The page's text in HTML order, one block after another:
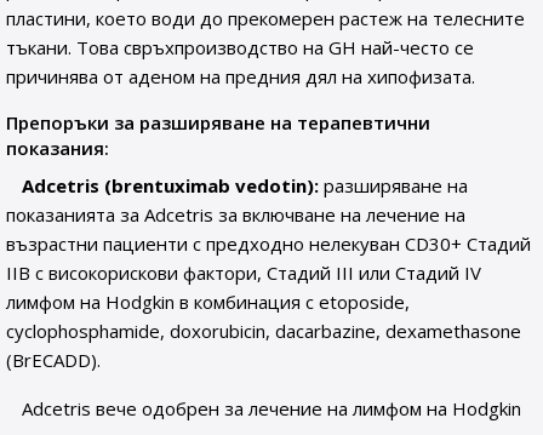
пластини, което води до прекомерен растеж на телесните
тъкани. Това свръхпроизводство на GH най-често се
причинява от аденом на предния дял на хипофизата.
Препоръки за разширяване на терапевтични
показания:
Adcetris (brentuximab vedotin): разширяване на
показанията за Adcetris за включване на лечение на
възрастни пациенти с предходно нелекуван CD30+ Стадий
IIB с високорискови фактори, Стадий III или Стадий IV
лимфом на Hodgkin в комбинация с etoposide,
cyclophosphamide, doxorubicin, dacarbazine, dexamethasone
(BrECADD).
Adcetris вече одобрен за лечение на лимфом на Hodgkin